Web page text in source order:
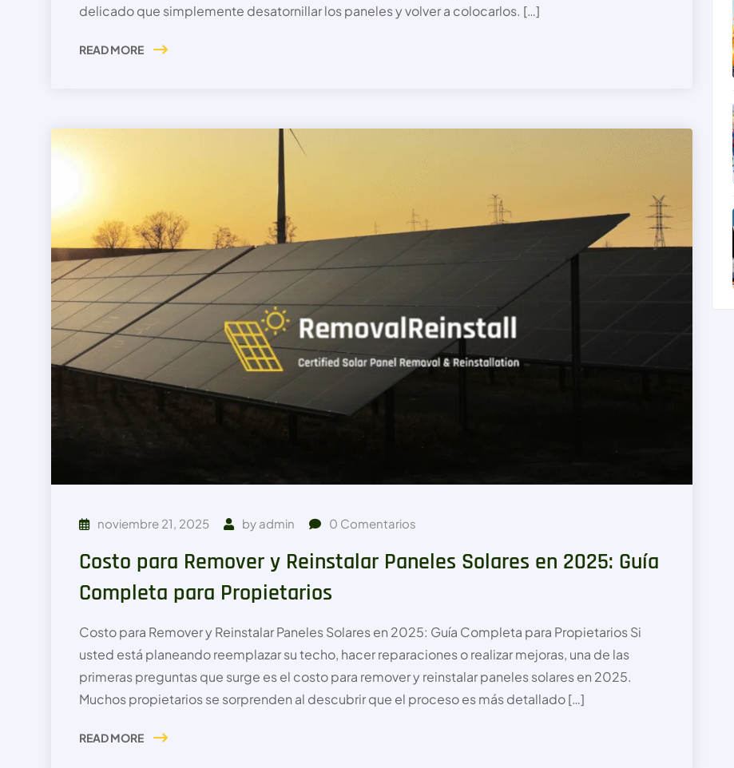
delicado que simplemente desatornillar los paneles y volver a colocarlos. […]
READ MORE
noviembre 21, 2025 by admin 0 Comentarios
Costo para Remover y Reinstalar Paneles Solares en 2025: Guía
Completa para Propietarios
Costo para Remover y Reinstalar Paneles Solares en 2025: Guía Completa para Propietarios Si
usted está planeando reemplazar su techo, hacer reparaciones o realizar mejoras, una de las
primeras preguntas que surge es el costo para remover y reinstalar paneles solares en 2025.
Muchos propietarios se sorprenden al descubrir que el proceso es más detallado […]
READ MORE